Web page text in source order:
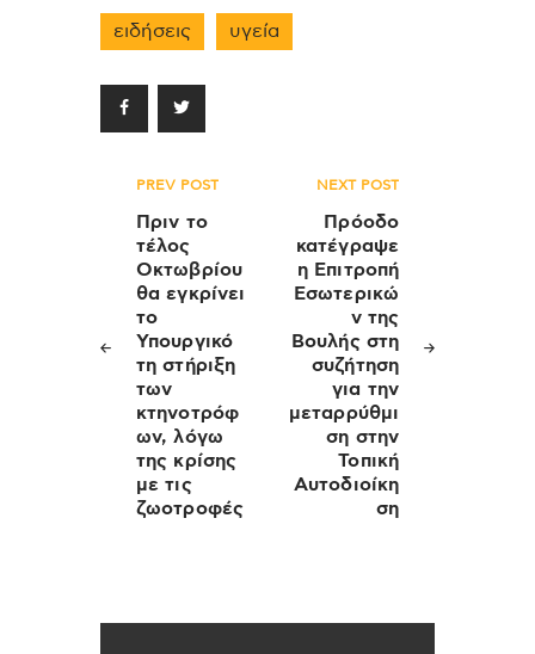
ειδήσεις υγεία
Πλοήγηση
άρθρων
PREV POST
Πριν το
τέλος
Οκτωβρίου
θα εγκρίνει
το
Υπουργικό
τη στήριξη
των
κτηνοτρόφ
ων, λόγω
της κρίσης
με τις
ζωοτροφές
NEXT POST
Πρόοδο
κατέγραψε
η Επιτροπή
Εσωτερικώ
ν της
Βουλής στη
συζήτηση
για την
μεταρρύθμι
ση στην
Τοπική
Αυτοδιοίκη
ση